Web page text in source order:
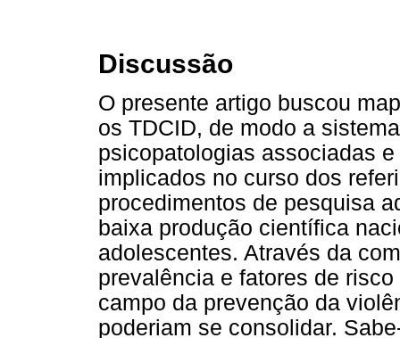
Discussão
O presente artigo buscou
os TDCID, de modo a
psicopatologias associadas
implicados no curso dos
procedimentos de pesquisa
baixa produção científica
adolescentes. Através da
prevalência e fatores de
campo da prevenção da
poderiam se consolidar.